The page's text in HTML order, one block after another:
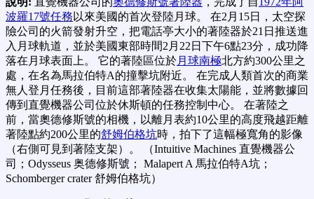
波羅17號任務 以來美國的首次登陸月球。 在2月15日，太空探
險公司的火箭發射升空，把電話亭大小的著陸器於21日推送進
入月球軌道，並於美國東部時間2月22日下午6點23分，成功降
落在月球表面上。 它的著陸區位於月球南極北方約300公里之
處，在名為馬拉伯特A的撞擊坑附近。 在完成人類首次的商業
無人登月任務後，目前這部著陸器在收集太陽能，並將數據回
傳到直覺機器公司位於休斯頓的任務控制中心。 在著陸之
前，當奧德修斯號的相機，以離月表約10公里的高度飛越距離
著陸點約200公里的舒姆伯格坑時，拍下了這幅極寬角的影像
（右側可見到著陸支架）。 （Intuitive Machines 直覺機器公
司；Odysseus 奥德修斯號； Malapert A 馬拉伯特A坑；
Schomberger crater 舒姆伯格坑）